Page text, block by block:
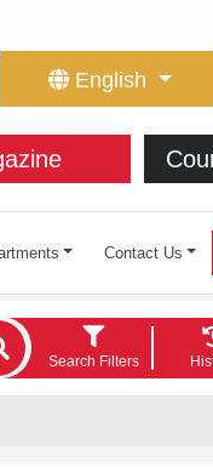
English
Contact Us
Search Filters